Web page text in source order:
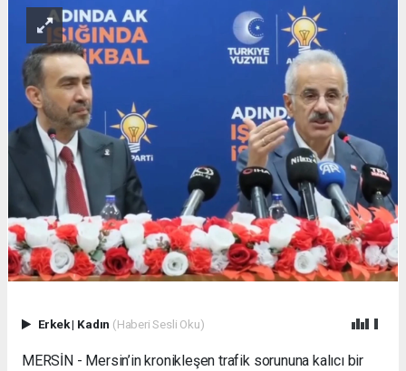
Erkek| Kadın (Haberi Sesli Oku)
MERSİN - Mersin’in kronikleşen trafik sorununa kalıcı bir